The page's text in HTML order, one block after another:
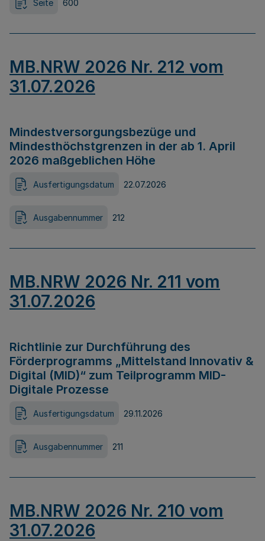
Seite 600
MB.NRW 2026 Nr. 212 vom
31.07.2026
Mindestversorgungsbezüge und
Mindesthöchstgrenzen in der ab 1. April
2026 maßgeblichen Höhe
Ausfertigungsdatum 22.07.2026
Ausgabennummer 212
MB.NRW 2026 Nr. 211 vom
31.07.2026
Richtlinie zur Durchführung des
Förderprogramms „Mittelstand Innovativ &
Digital (MID)“ zum Teilprogramm MID-
Digitale Prozesse
Ausfertigungsdatum 29.11.2026
Ausgabennummer 211
MB.NRW 2026 Nr. 210 vom
31.07.2026